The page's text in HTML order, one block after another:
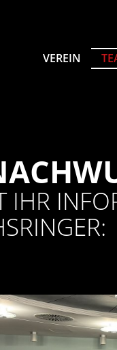
VEREIN
IHR